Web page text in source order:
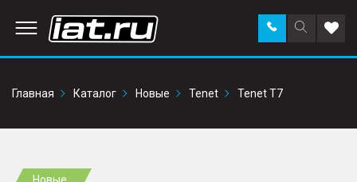
Поиск
по
Заказать
звонок в
Главная
Каталог Новые Tenet Tenet T7
Новые